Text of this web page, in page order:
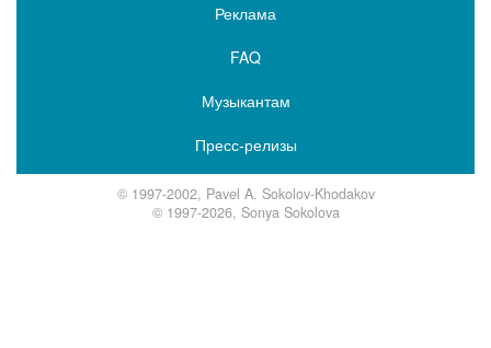
Реклама
FAQ
Музыкантам
Пресс-релизы
© 1997-2002, Pavel A. Sokolov-Khodakov
© 1997-2026, Sonya Sokolova